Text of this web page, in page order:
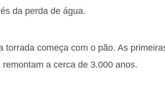
da perda de água.
torrada começa com o pão. As
a cerca de 3.000 anos.